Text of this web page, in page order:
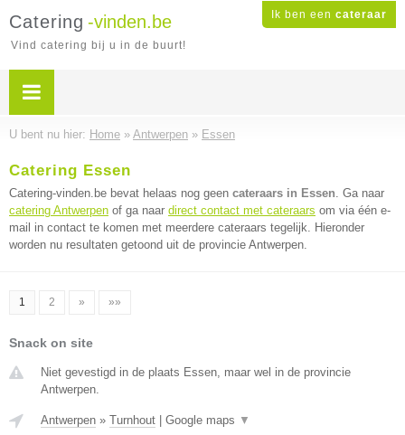
Ik ben een cateraar
Catering -vinden.be
Vind catering bij u in de buurt!
U bent nu hier: Home » Antwerpen » Essen
Catering Essen
Catering-vinden.be bevat helaas nog geen cateraars in Essen. Ga naar
catering Antwerpen of ga naar direct contact met cateraars om via één e-
mail in contact te komen met meerdere cateraars tegelijk. Hieronder
worden nu resultaten getoond uit de provincie Antwerpen.
1 2 » »»
Snack on site
Niet gevestigd in de plaats Essen, maar wel in de provincie
Antwerpen.
Antwerpen » Turnhout Google maps ▼